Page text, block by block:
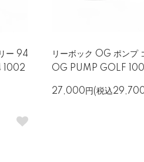
ー 94
1002
リーボック OG ポンプ
OG PUMP GOLF
27,000円(税込